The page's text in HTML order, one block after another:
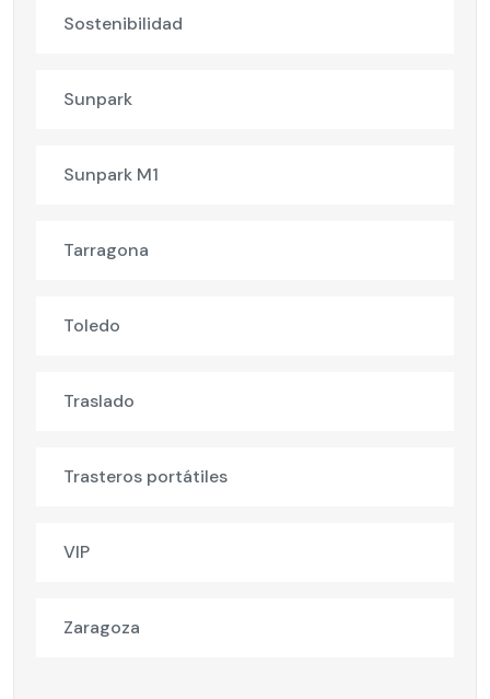
Sostenibilidad
Sunpark
Sunpark M1
Tarragona
Toledo
Traslado
Trasteros portátiles
VIP
Zaragoza